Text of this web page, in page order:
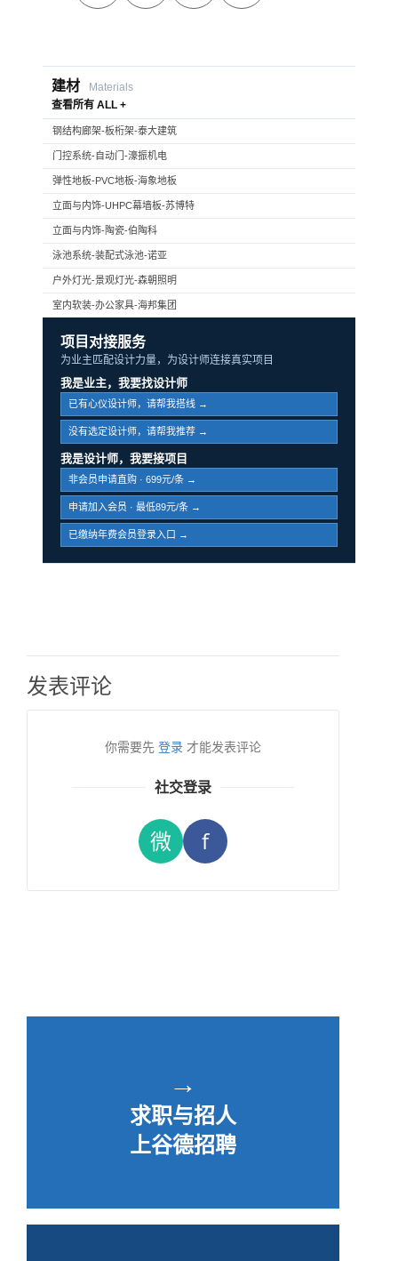
建材
Materials
查看所有 ALL +
钢结构廊架-板桁架-泰大建筑
门控系统-自动门-濠振机电
弹性地板-PVC地板-海象地板
立面与内饰-UHPC幕墙板-苏博特
立面与内饰-陶瓷-伯陶科
泳池系统-装配式泳池-诺亚
户外灯光-景观灯光-森朝照明
室内软装-办公家具-海邦集团
项目对接服务
为业主匹配设计力量，为设计师连接真实项目
我是业主，我要找设计师
已有心仪设计师，请帮我搭线 →
没有选定设计师，请帮我推荐 →
我是设计师，我要接项目
非会员申请直购 · 699元/条 →
申请加入会员 · 最低89元/条 →
已缴纳年费会员登录入口 →
发表评论
你需要先 登录 才能发表评论
社交登录
微 f
→
求职与招人
上谷德招聘